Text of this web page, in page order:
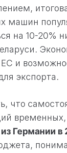
машин
на 10-20%
и
экспорта.
что
Германии в